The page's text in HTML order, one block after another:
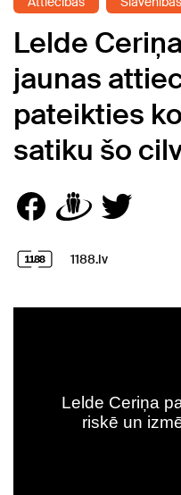
Lelde
jaunas
pateikties
satiku šo
1188.lv